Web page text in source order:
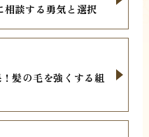
談する勇気と選択
髪の毛を強くする組